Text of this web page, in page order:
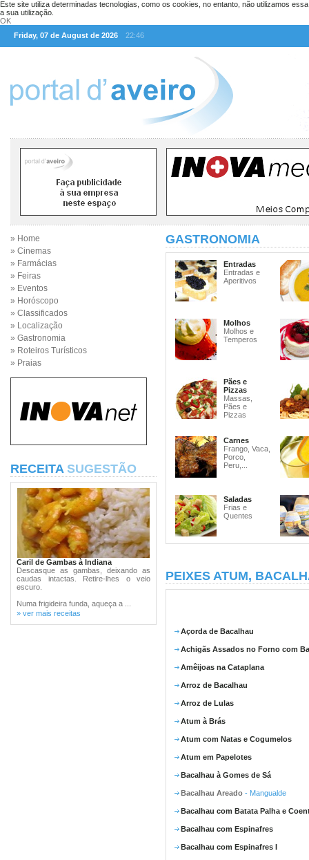
Este site utiliza determinadas tecnologias, como os cookies, no entanto, não utilizamos
a sua utilização.
OK
Friday, 07 de August de 2026
22:46
» Home
» Cinemas
» Farmácias
» Feiras
» Eventos
» Horóscopo
» Classificados
» Localização
» Gastronomia
» Roteiros Turísticos
» Praias
RECEITA SUGESTÃO
Caril de Gambas à Indiana
Descasque as gambas, deixando as
caudas intactas. Retire-lhes o veio
escuro.
Numa frigideira funda, aqueça a ...
» ver mais receitas
GASTRONOMIA
Entradas
Entradas e
Aperitivos
Molhos
Molhos e
Temperos
Pães e
Pizzas
Massas,
Pães e
Pizzas
Carnes
Frango, Vaca,
Porco,
Peru,...
Saladas
Frias e
Quentes
PEIXES ATUM,
Açorda de Bacalhau
Achigãs Assados no Forno com
Amêijoas na Cataplana
Arroz de Bacalhau
Arroz de Lulas
Atum à Brás
Atum com Natas e Cogumelos
Atum em Papelotes
Bacalhau à Gomes de Sá
Bacalhau Areado - Mangualde
Bacalhau com Batata Palha e
Bacalhau com Espinafres
Bacalhau com Espinafres I